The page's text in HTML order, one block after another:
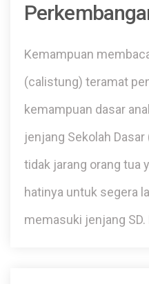
Kemampuan
(calistung) teramat
kemampuan dasar
jenjang Sekolah
tidak jarang orang tua
hatinya untuk segera
memasuki jenjang